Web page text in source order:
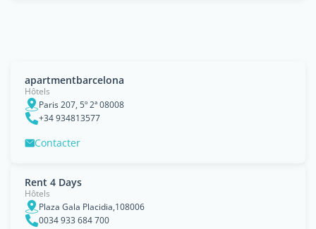
apartmentbarcelona
Hôtels
Paris 207, 5º 2ª 08008
+34 934813577
Contacter
Rent 4 Days
Hôtels
Plaza Gala Placidia,108006
0034 933 684 700